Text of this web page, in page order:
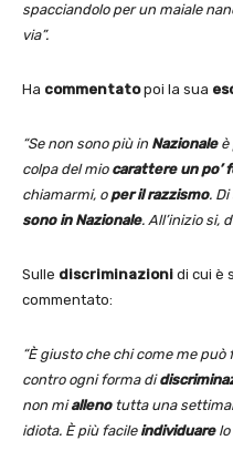
spacciandolo per un maiale
via”.
Ha commentatopoi la sua
“Se non sono più in Nazionaleè
colpa del mio carattere un po’
chiamarmi, o per il razzismo.
sono in Nazionale. All’inizio si,
Sulle discriminazioni di cui è
commentato:
“È giusto che chi come me
contro ogni forma di
non miallenotutta una
idiota. È più facile individuarelo